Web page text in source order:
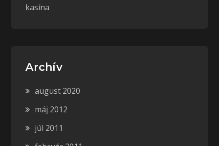
kasína
Archív
august 2020
máj 2012
júl 2011